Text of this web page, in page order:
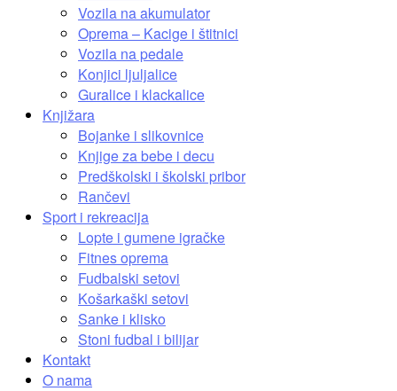
Vozila na akumulator
Oprema – Kacige i štitnici
Vozila na pedale
Konjici ljuljalice
Guralice i klackalice
Knjižara
Bojanke i slikovnice
Knjige za bebe i decu
Predškolski i školski pribor
Rančevi
Sport i rekreacija
Lopte i gumene igračke
Fitnes oprema
Fudbalski setovi
Košarkaški setovi
Sanke i klisko
Stoni fudbal i bilijar
Kontakt
O nama